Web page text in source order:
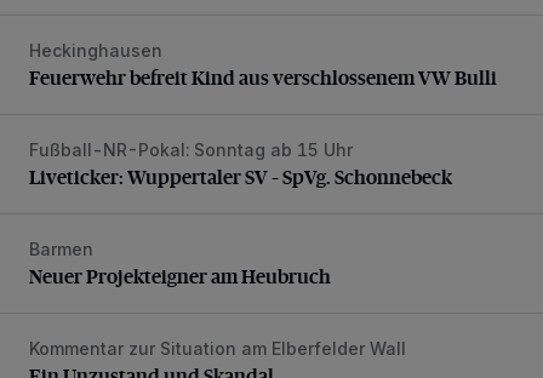
Feuerwehr befreit Kind aus verschlossenem VW Bulli
Heckinghausen
Feuerwehr befreit Kind aus verschlossenem VW Bulli
Liveticker: Wuppertaler SV – SpVg. Schonnebeck
Fußball-NR-Pokal: Sonntag ab 15 Uhr
Liveticker: Wuppertaler SV – SpVg. Schonnebeck
Neuer Projekteigner am Heubruch
Barmen
Neuer Projekteigner am Heubruch
Ein Unzustand und Skandal
Kommentar zur Situation am Elberfelder Wall